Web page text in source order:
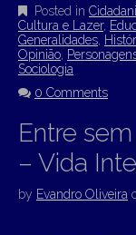
Posted in
Cultura e Lazer,
Generalidades
Opinião
Sociologia
0 Comments
Entre
– Vida
by Evandro Oliveira